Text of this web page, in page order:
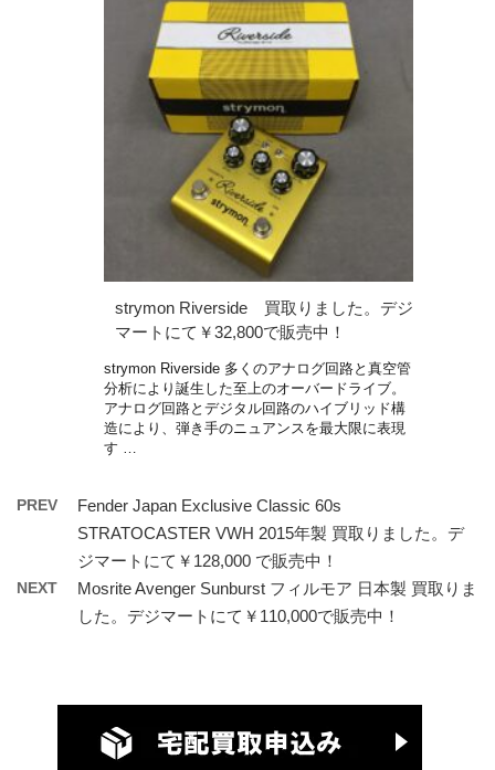
strymon Riverside 買取りました。デジ
マートにて￥32,800で販売中！
strymon Riverside 多くのアナログ回路と真空管
分析により誕生した至上のオーバードライブ。
アナログ回路とデジタル回路のハイブリッド構
造により、弾き手のニュアンスを最大限に表現
す …
PREV
Fender Japan Exclusive Classic 60s
STRATOCASTER VWH 2015年製 買取りました。デ
ジマートにて￥128,000 で販売中！
NEXT
Mosrite Avenger Sunburst フィルモア 日本製 買取りま
した。デジマートにて￥110,000で販売中！